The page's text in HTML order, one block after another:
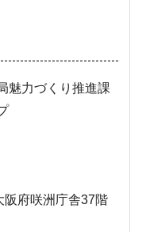
魅力づくり推進課
阪府咲洲庁舎37階